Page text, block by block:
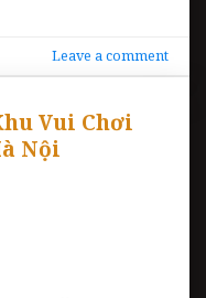
Leave a comment
Vui Chơi
Nội